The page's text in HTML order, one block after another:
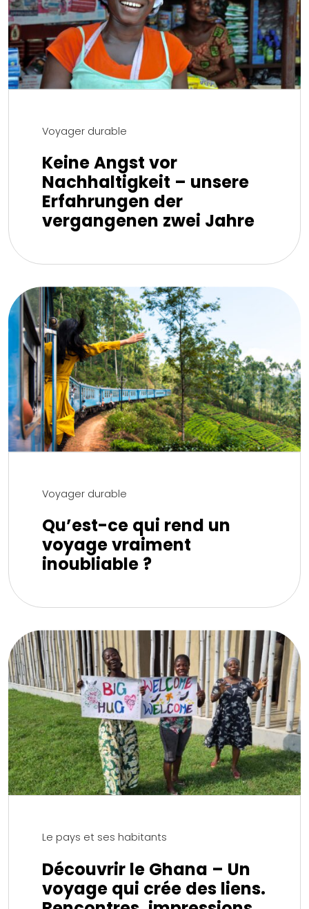
Voyager durable
Keine Angst vor
Nachhaltigkeit – unsere
Erfahrungen der
vergangenen zwei Jahre
Voyager durable
Qu’est-ce qui rend un
voyage vraiment
inoubliable ?
Le pays et ses habitants
Découvrir le Ghana – Un
voyage qui crée des liens.